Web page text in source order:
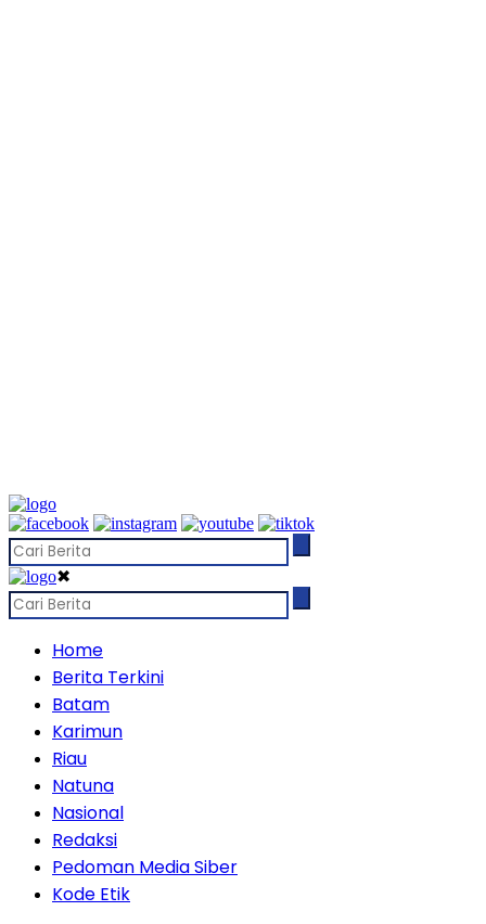
✖
Home
Berita Terkini
Batam
Karimun
Riau
Natuna
Nasional
Redaksi
Pedoman Media Siber
Kode Etik